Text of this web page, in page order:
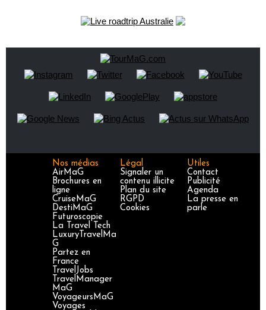
Nos médias
AirMaG
Brochures en
ligne
CruiseMaG
DestiMaG
Futuroscopie
La Travel Tech
LuxuryTravelMa
G
Partez en
France
TravelJobs
TravelManager
MaG
VoyageursMaG
Voyages
Légal
Signaler un
contenu illicite
Plan du site
RGPD
Cookies
Utiles
Contact
Publicité
Agenda
La presse en
parle